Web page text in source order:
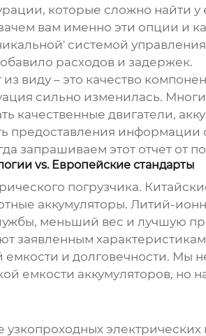
которые сложно найти у
вам именно эти опции и
системой
расходов и задержек.
виду – это качество
сильно изменилась.
качественные двигатели,
предоставления
запрашиваем этот отчет от
vs. Европейские стандарты
погрузчика.
аккумуляторы. Литий-
меньший вес и лучшую
заявленным
и долговечности. Мы
емкости аккумуляторов, но
узкопроходных